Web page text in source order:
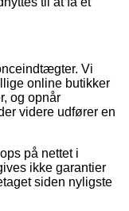
Vi
online butikker
og opnår
videre udfører en
på nettet i
ikke garantier
siden nyligste